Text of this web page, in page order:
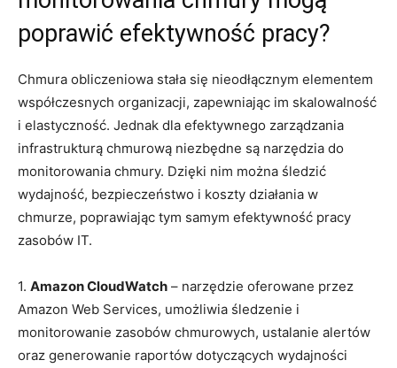
poprawić​ efektywność pracy?
Chmura obliczeniowa stała się ‍nieodłącznym elementem
współczesnych organizacji, zapewniając im ‍skalowalność
i⁢ elastyczność. Jednak dla efektywnego ​zarządzania
infrastrukturą chmurową ⁢niezbędne‌ są narzędzia⁤ do
monitorowania chmury.⁣ Dzięki nim ⁢można ⁢śledzić
⁣wydajność, ⁢bezpieczeństwo ⁣i koszty działania‍ w
chmurze, poprawiając ‍tym samym efektywność​ pracy
zasobów ​IT.
1. Amazon ‍CloudWatch – narzędzie oferowane ​przez⁤
Amazon Web Services, umożliwia śledzenie i⁢
monitorowanie zasobów‌ chmurowych, ⁢ustalanie alertów
oraz generowanie raportów‍ dotyczących wydajności